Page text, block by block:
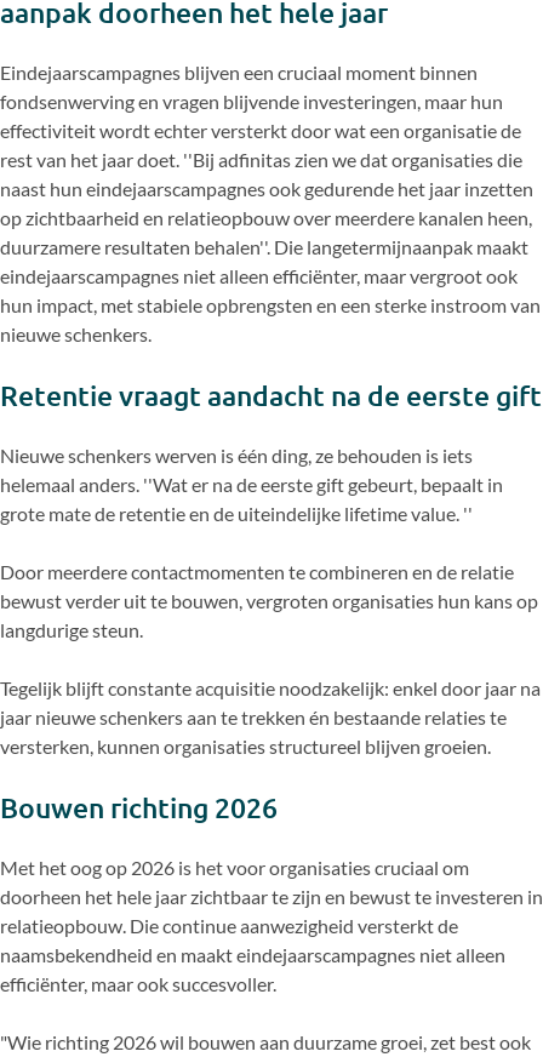
aanpak doorheen het hele jaar
Eindejaarscampagnes blijven een cruciaal moment binnen
fondsenwerving en vragen blijvende investeringen, maar hun
effectiviteit wordt echter versterkt door wat een organisatie de
rest van het jaar doet. ''Bij adfinitas zien we dat organisaties die
naast hun eindejaarscampagnes ook gedurende het jaar inzetten
op zichtbaarheid en relatieopbouw over meerdere kanalen heen,
duurzamere resultaten behalen''. Die langetermijnaanpak maakt
eindejaarscampagnes niet alleen efficiënter, maar vergroot ook
hun impact, met stabiele opbrengsten en een sterke instroom van
nieuwe schenkers.
Retentie vraagt aandacht na de eerste gift
Nieuwe schenkers werven is één ding, ze behouden is iets
helemaal anders. ''Wat er na de eerste gift gebeurt, bepaalt in
grote mate de retentie en de uiteindelijke lifetime value. ''
Door meerdere contactmomenten te combineren en de relatie
bewust verder uit te bouwen, vergroten organisaties hun kans op
langdurige steun.
Tegelijk blijft constante acquisitie noodzakelijk: enkel door jaar na
jaar nieuwe schenkers aan te trekken én bestaande relaties te
versterken, kunnen organisaties structureel blijven groeien.
Bouwen richting 2026
Met het oog op 2026 is het voor organisaties cruciaal om
doorheen het hele jaar zichtbaar te zijn en bewust te investeren in
relatieopbouw. Die continue aanwezigheid versterkt de
naamsbekendheid en maakt eindejaarscampagnes niet alleen
efficiënter, maar ook succesvoller.
"Wie richting 2026 wil bouwen aan duurzame groei, zet best ook